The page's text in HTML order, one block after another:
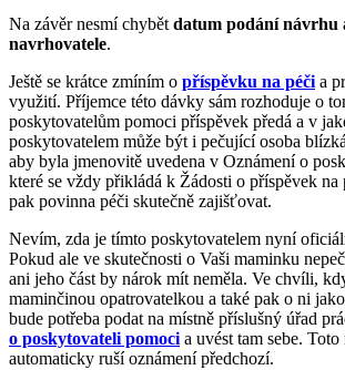
Na závěr nesmí chybět datum podání návrhu
navrhovatele.
Ještě se krátce zmíním o příspěvku na péči a
využití. Příjemce této dávky sám rozhoduje o
poskytovatelům pomoci příspěvek předá a v
poskytovatelem může být i pečující osoba
aby byla jmenovitě uvedena v Oznámení o
které se vždy přikládá k Žádosti o příspěvek na
pak povinna péči skutečně zajišťovat.
Nevím, zda je tímto poskytovatelem nyní
Pokud ale ve skutečnosti o Vaši maminku
ani jeho část by nárok mít neměla. Ve chvíli,
maminčinou opatrovatelkou a také pak o ni
bude potřeba podat na místně příslušný úřad
o poskytovateli pomoci a uvést tam sebe.
automaticky ruší oznámení předchozí.